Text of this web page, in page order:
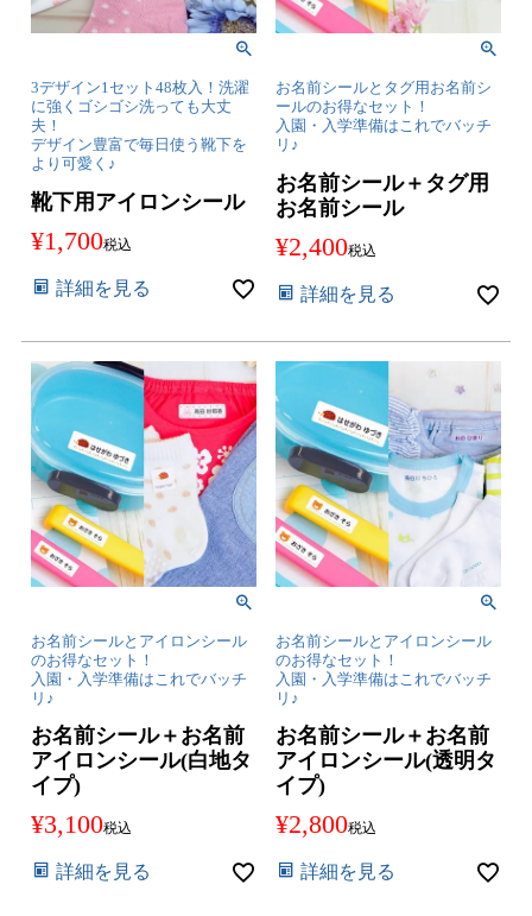
3デザイン1セット48枚入！洗濯
に強くゴシゴシ洗っても大丈
夫！
デザイン豊富で毎日使う靴下を
より可愛く♪
靴下用アイロンシール
¥1,700税込
詳細を見る
お名前シールとタグ用お名前シ
ールのお得なセット！
入園・入学準備はこれでバッチ
リ♪
お名前シール＋タグ用
お名前シール
¥2,400税込
詳細を見る
お名前シールとアイロンシール
のお得なセット！
入園・入学準備はこれでバッチ
リ♪
お名前シール＋お名前
アイロンシール(白地タ
イプ)
¥3,100税込
詳細を見る
お名前シールとアイロンシール
のお得なセット！
入園・入学準備はこれでバッチ
リ♪
お名前シール＋お名前
アイロンシール(透明タ
イプ)
¥2,800税込
詳細を見る